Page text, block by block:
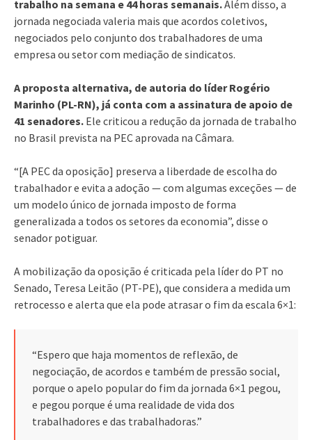
trabalho na semana e 44 horas semanais.Além disso, a
jornada negociada valeria mais que acordos coletivos,
negociados pelo conjunto dos trabalhadores de uma
empresa ou setor com mediação de sindicatos.
A proposta alternativa, de autoria do líder Rogério
Marinho (PL-RN), já conta com a assinatura de apoio de
41 senadores. Ele criticou a redução da jornada de trabalho
no Brasil prevista na PEC aprovada na Câmara.
“[A PEC da oposição] preserva a liberdade de escolha do
trabalhador e evita a adoção — com algumas exceções — de
um modelo único de jornada imposto de forma
generalizada a todos os setores da economia”, disse o
senador potiguar.
A mobilização da oposição é criticada pela líder do PT no
Senado, Teresa Leitão (PT-PE), que considera a medida um
retrocesso e alerta que ela pode atrasar o fim da escala 6×1:
“Espero que haja momentos de reflexão, de
negociação, de acordos e também de pressão social,
porque o apelo popular do fim da jornada 6×1 pegou,
e pegou porque é uma realidade de vida dos
trabalhadores e das trabalhadoras.”